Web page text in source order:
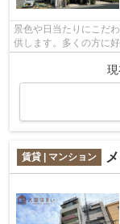
景色や日当たりにこだ
供します。多くの方に
現
賃貸 | マンション